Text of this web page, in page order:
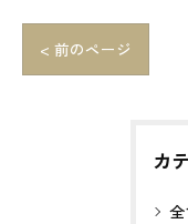
< 前のページ
カ